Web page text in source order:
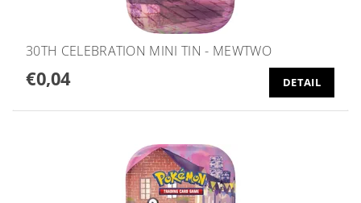
30TH CELEBRATION MINI TIN - MEWTWO
€0,04 DETAIL